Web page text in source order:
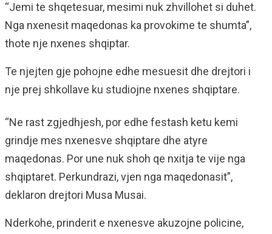
“Jemi te shqetesuar, mesimi nuk zhvillohet si duhet.
Nga nxenesit maqedonas ka provokime te shumta”,
thote nje nxenes shqiptar.
Te njejten gje pohojne edhe mesuesit dhe drejtori i
nje prej shkollave ku studiojne nxenes shqiptare.
“Ne rast zgjedhjesh, por edhe festash ketu kemi
grindje mes nxenesve shqiptare dhe atyre
maqedonas. Por une nuk shoh qe nxitja te vije nga
shqiptaret. Perkundrazi, vjen nga maqedonasit”,
deklaron drejtori Musa Musai.
Nderkohe, prinderit e nxenesve akuzojne policine,